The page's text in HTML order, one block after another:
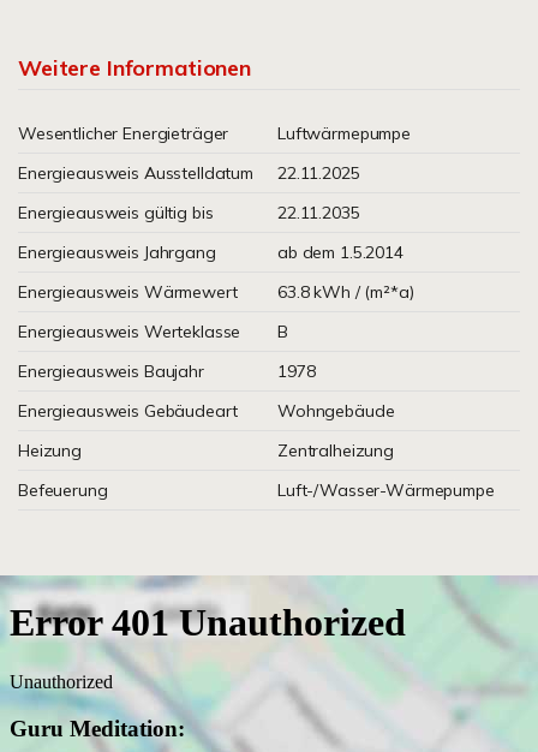
Weitere Informationen
Wesentlicher Energieträger
Luftwärmepumpe
Energieausweis Ausstelldatum
22.11.2025
Energieausweis gültig bis
22.11.2035
Energieausweis Jahrgang
ab dem 1.5.2014
Energieausweis Wärmewert
63.8 kWh / (m²*a)
Energieausweis Werteklasse
B
Energieausweis Baujahr
1978
Energieausweis Gebäudeart
Wohngebäude
Heizung
Zentralheizung
Befeuerung
Luft-/Wasser-Wärmepumpe